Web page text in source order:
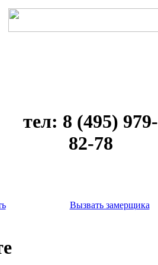
тел: 8 (495) 979-
82-78
Вызвать замерщика